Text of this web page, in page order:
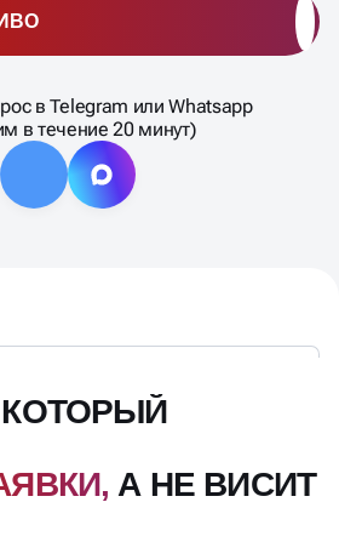
в Telegram или Whatsapp
в течение 20 минут)
А НЕ ВИСИТ